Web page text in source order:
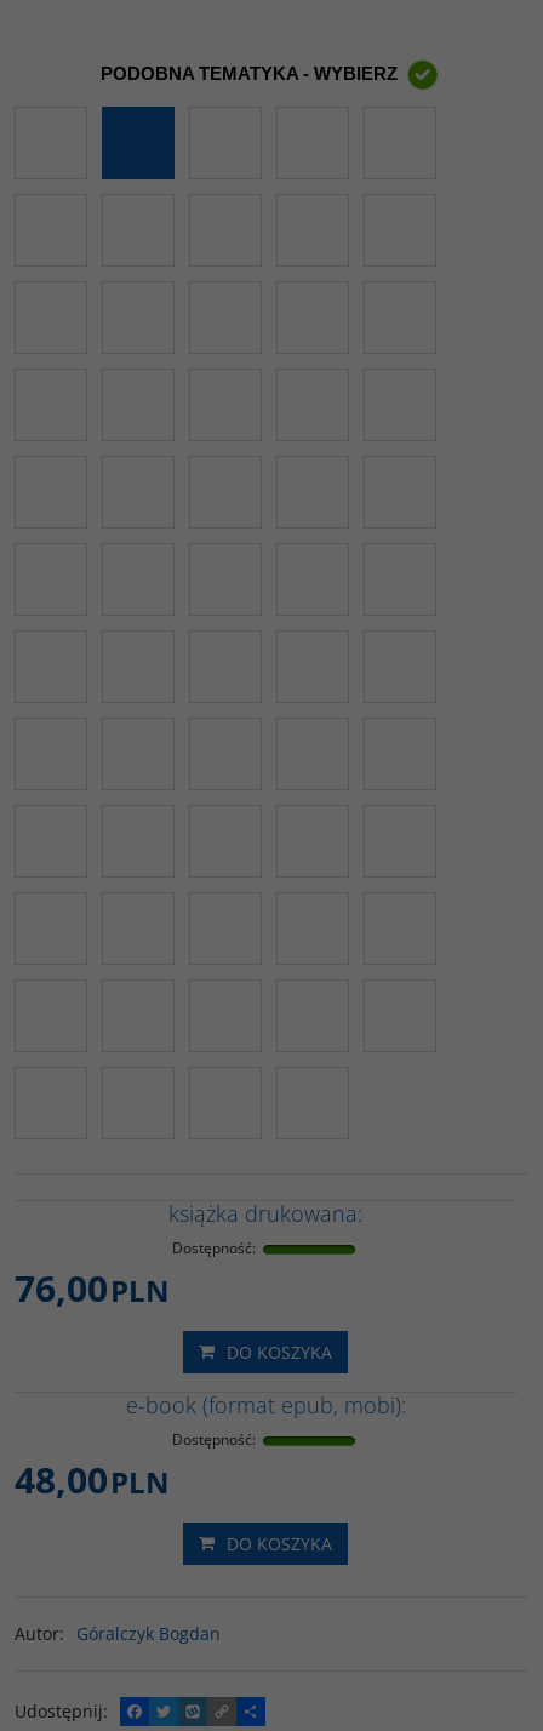
PODOBNA TEMATYKA - WYBIERZ
książka drukowana:
Dostępność:
76,00PLN
DO KOSZYKA
e-book (format epub, mobi):
Dostępność:
48,00PLN
DO KOSZYKA
Autor: Góralczyk Bogdan
Udostępnij:
F
T
W
C
P